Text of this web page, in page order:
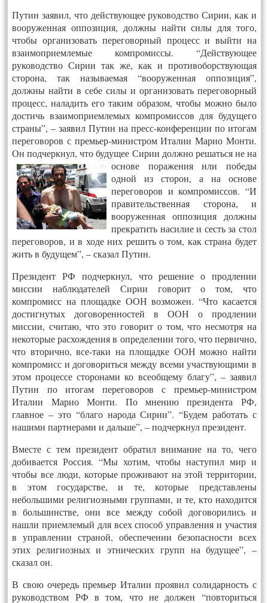
Путин заявил, что действующее руководство Сирии, как и
вооруженная оппозиция, должны найти силы для того,
чтобы организовать переговорный процесс и выйти на
взаимоприемлемые компромиссы. “Действующее
руководство Сирии так же, как и противоборствующая
сторона, так называемая “вооруженная оппозиция”,
должны найти в себе силы и организовать переговорный
процесс, наладить его таким образом, чтобы можно было
достичь взаимоприемлемых компромиссов для будущего
страны”, – заявил Путин на пресс-конференции по итогам
переговоров с премьер-министром Италии Марио Монти.
Он подчеркнул, что будущее Сирии должно решаться не на
основе поражения или победы
одной из сторон, а на основе
переговоров и компромиссов. “И
правительственная сторона, и
вооруженная оппозиция должны
прекратить насилие и сесть за стол
переговоров, и в ходе них решить о том, как страна будет
жить в будущем”, – сказал Путин.
Президент РФ подчеркнул, что решение о продлении
миссии наблюдателей Сирии говорит о том, что
компромисс на площадке ООН возможен. “Что касается
достигнутых договоренностей в ООН о продлении
миссии, считаю, что это говорит о том, что несмотря на
некоторые расхождения в определении того, что первично,
что вторично, все-таки на площадке ООН можно найти
компромисс и договориться между всеми участвующими в
этом процессе сторонами ко всеобщему благу”, – заявил
Путин по итогам переговоров с премьер-министром
Италии Марио Монти. По мнению президента РФ,
главное – это “благо народа Сирии”. “Будем работать с
нашими партнерами и дальше”, – подчеркнул президент.
Вместе с тем президент обратил внимание на то, чего
добивается Россия. “Мы хотим, чтобы наступил мир и
чтобы все люди, которые проживают на этой территории,
в этом государстве, и те, которые представлены
небольшими религиозными группами, и те, кто находится
в большинстве, они все между собой договорились и
нашли приемлемый для всех способ управления и участия
в управлении страной, обеспечении безопасности всех
этих религиозных и этнических групп на будущее”, –
сказал он.
В свою очередь премьер Италии проявил солидарность с
руководством РФ в том, что не должен “повториться